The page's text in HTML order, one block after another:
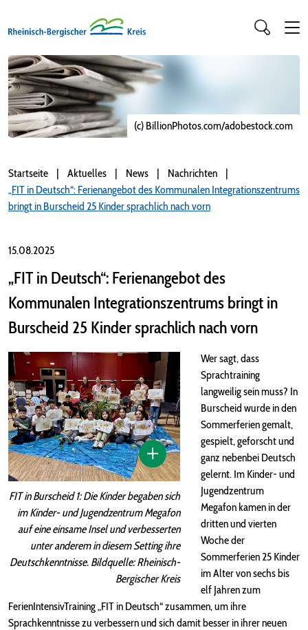
(c) BillionPhotos.com/adobestock.com
Startseite Aktuelles News
Nachrichten
„FIT in Deutsch“: Ferienangebot des Kommunalen Integrationszentrums
bringt in Burscheid 25 Kinder sprachlich nach vorn
15.08.2025
„FIT in Deutsch“: Ferienangebot des
Kommunalen Integrationszentrums bringt in
Burscheid 25 Kinder sprachlich nach vorn
FIT in Burscheid 1: Die Kinder begaben sich
im Kinder- und Jugendzentrum Megafon
auf eine einsame Insel und verbesserten
unter anderem in diesem Setting ihre
Deutschkenntnisse. Bildquelle: Rheinisch-
Bergischer Kreis
Wer sagt, dass
Sprachtraining
langweilig sein muss? In
Burscheid wurde in den
Sommerferien gemalt,
gespielt, geforscht und
ganz nebenbei Deutsch
gelernt. Im Kinder- und
Jugendzentrum
Megafon kamen in der
dritten und vierten
Woche der
Sommerferien 25 Kinder
im Alter von sechs bis
elf Jahren zum
FerienIntensivTraining „FIT in Deutsch“ zusammen, um ihre
Sprachkenntnisse zu verbessern und sich damit besser in ihrer neuen